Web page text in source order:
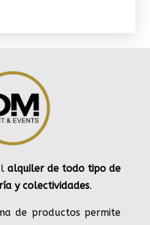
alquiler de todo tipo de
y colectividades.
de productos permite